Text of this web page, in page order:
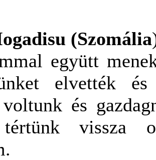
(Szomália
együtt
elvették
és
vissza